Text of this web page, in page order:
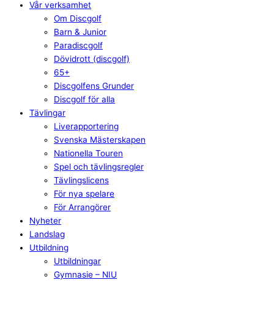
Vår verksamhet
Om Discgolf
Barn & Junior
Paradiscgolf
Dövidrott (discgolf)
65+
Discgolfens Grunder
Discgolf för alla
Tävlingar
Liverapportering
Svenska Mästerskapen
Nationella Touren
Spel och tävlingsregler
Tävlingslicens
För nya spelare
För Arrangörer
Nyheter
Landslag
Utbildning
Utbildningar
Gymnasie – NIU